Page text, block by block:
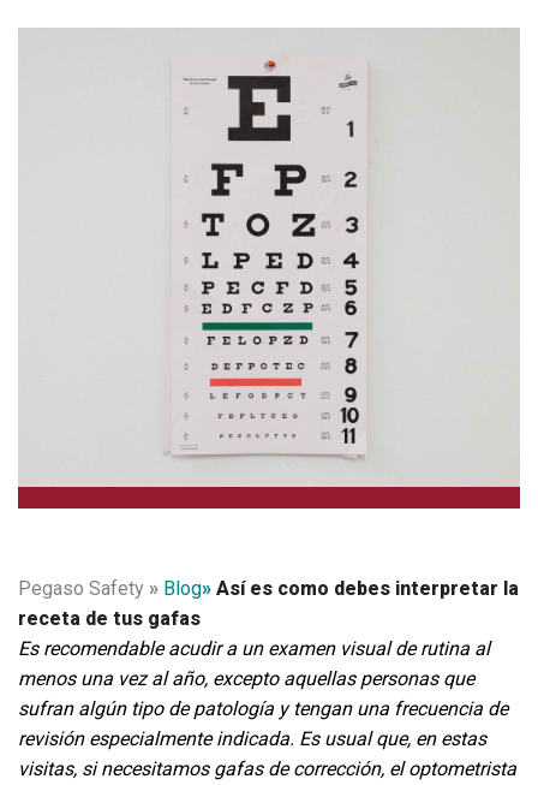
Pegaso Safety » Blog» Así es como debes interpretar la
receta de tus gafas
Es recomendable acudir a un examen visual de rutina al
menos una vez al año, excepto aquellas personas que
sufran algún tipo de patología y tengan una frecuencia de
revisión especialmente indicada. Es usual que, en estas
visitas, si necesitamos gafas de corrección, el optometrista